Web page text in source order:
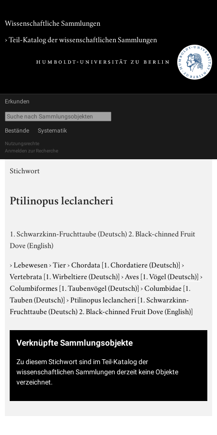
Wissenschaftliche Sammlungen
› Teil-Katalog der wissenschaftlichen Sammlungen
Erkunden
Bestände Systematik
Nutzungsrechte
Anmelden zur Recherche
Stichwort
Ptilinopus leclancheri
1. Schwarzkinn-Fruchttaube (Deutsch) 2. Black-chinned Fruit
Dove (English)
›Lebewesen›Tier›Chordata [1. Chordatiere (Deutsch)]›
Vertebrata [1. Wirbeltiere (Deutsch)]›Aves [1. Vögel (Deutsch)]›
Columbiformes [1. Taubenvögel (Deutsch)]›Columbidae [1.
Tauben (Deutsch)]›Ptilinopus leclancheri [1. Schwarzkinn-
Fruchttaube (Deutsch) 2. Black-chinned Fruit Dove (English)]
Verknüpfte Sammlungsobjekte
Zu diesem Stichwort sind im Teil-Katalog der
wissenschaftlichen Sammlungen derzeit keine Objekte
verzeichnet.